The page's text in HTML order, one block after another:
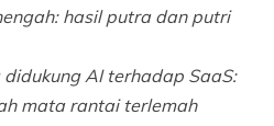
hasil putra dan putri
AI terhadap SaaS:
mata rantai terlemah